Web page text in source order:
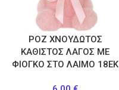
ΡΟΖ ΧΝΟΥΔΩΤΟΣ
ΚΑΘΙΣΤΟΣ ΛΑΓΟΣ ΜΕ
ΦΙΟΓΚΟ ΣΤΟ ΛΑΙΜΟ 18ΕΚ